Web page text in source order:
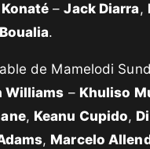
–Jack Diarra,
.
de Mamelodi
Williams – Khuliso
, Keanu Cupido,
, Marcelo